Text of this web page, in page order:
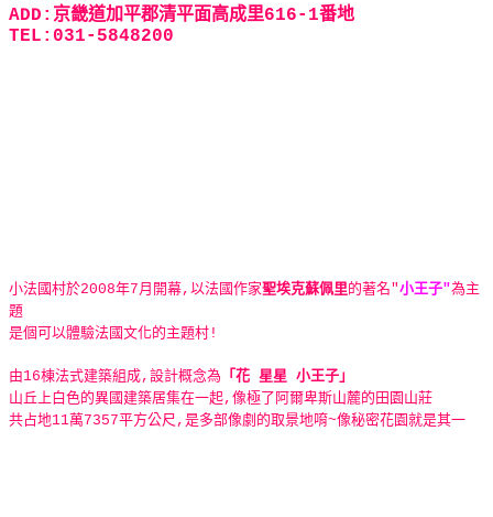
ADD:京畿道加平郡清平面高成里616-1番地
TEL:031-5848200
小法國村於2008年7月開幕,以法國作家聖埃克蘇佩里的著名"小王子"為主
題
是個可以體驗法國文化的主題村!
由16棟法式建築組成,設計概念為 「花 星星 小王子」
山丘上白色的異國建築居集在一起,像極了阿爾卑斯山麓的田園山莊
共占地11萬7357平方公尺,是多部像劇的取景地唷~像秘密花園就是其一